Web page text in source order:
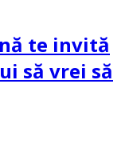
te invită
să vrei să